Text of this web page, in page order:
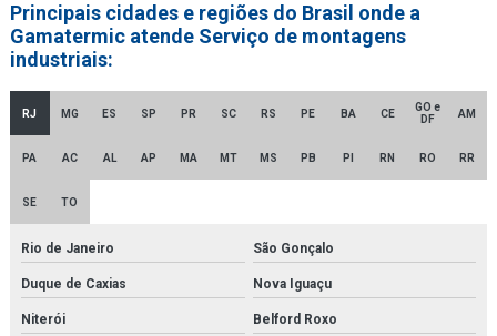
Empresa distribuidora de filtro hidráulico racor
Empresa distribuidora de secador de ar comprimido por adsorção
Empresa revendedora de filtro hidráulico racor
Empresa de secador de ar comprimido
Principais cidades e regiões do Brasil onde a
Gamatermic atende Serviço de montagens
industriais:
RJ MG ES SP PR SC RS PE BA CE
GO e
DF
AM
PA AC AL AP MA MT MS PB PI RN RO RR
SE TO
Rio de Janeiro São Gonçalo
Duque de Caxias Nova Iguaçu
Niterói Belford Roxo